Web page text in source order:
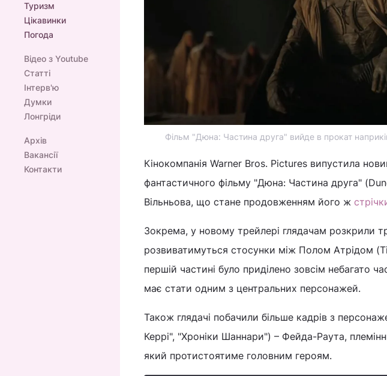
Туризм
Цікавинки
Погода
Відео з Youtube
Статті
Інтерв'ю
Думки
Лонгріди
Архів
Вакансії
Контакти
Фільм "Дюна: Частина друга" вийде в прокат
Кінокомпанія Warner Bros. Pictures випустила
фантастичного фільму "Дюна: Частина друга"
Вільньова, що стане продовженням його ж
Зокрема, у новому трейлері глядачам розкрили
розвиватимуться стосунки між Полом Атрідом
першій частині було приділено зовсім небагато
має стати одним з центральних персонажей.
Також глядачі побачили більше кадрів з
Керрі", "Хроніки Шаннари") – Фейда-Раута,
який протистоятиме головним героям.